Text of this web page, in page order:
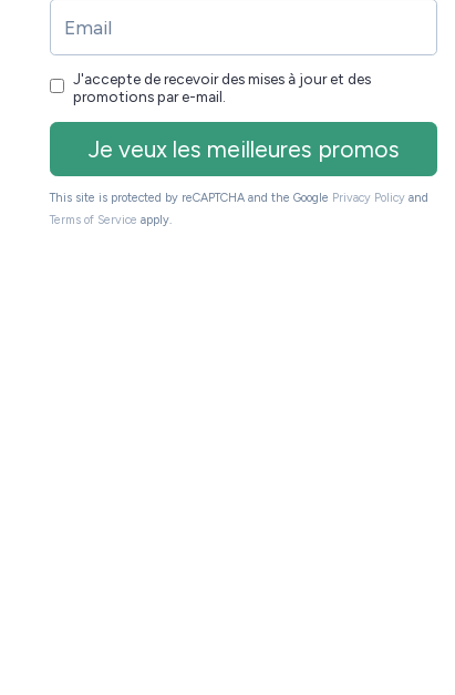
Vilvio Light ou Vivlio Light HD de 6 pouces ont
plus de pixels que l’autre (c’est la Vivlio
avec un écran supérieur à 6 pouces :
7 pouces)
de base (6 pouces) et la Kindle Paperwhite (7